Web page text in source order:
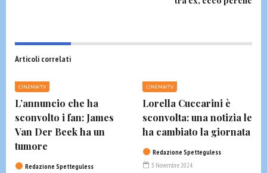
Articoli correlati
CINEMA/TV
L’annuncio che ha
sconvolto i fan: James
Van Der Beek ha un
tumore
Redazione Spetteguless
CINEMA/TV
Lorella Cuccarini è
sconvolta: una notizia le
ha cambiato la giornata
Redazione Spetteguless
3 Novembre 2024